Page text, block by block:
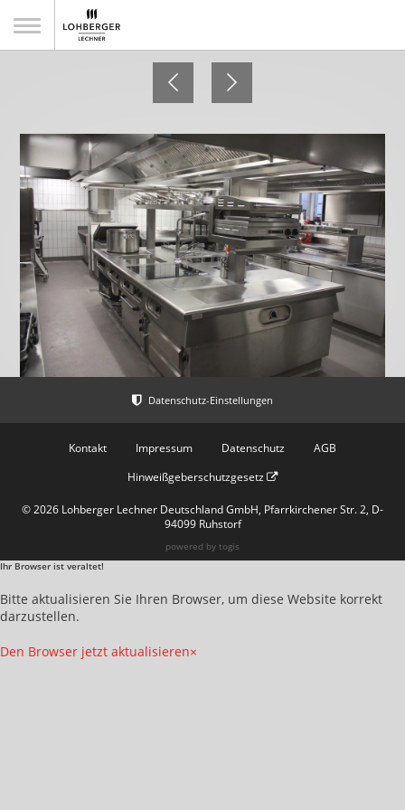
Zum Ferdinand
Kontakt Impressum Datenschutz
AGB
Hinweißgeberschutzgesetz
© 2026 Lohberger Lechner Deutschland GmbH, Pfarrkirchener Str. 2, D-
94099 Ruhstorf
powered by togis
Ihr Browser ist veraltet!
Bitte aktualisieren Sie Ihren Browser, um diese Website korrekt
darzustellen.
Den Browser jetzt aktualisieren×